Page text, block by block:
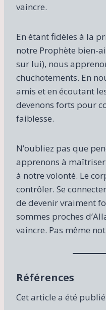
vaincre.
En étant fidèles à la
notre Prophète bien-
sur lui), nous
chuchotements. En
amis et en écoutant
devenons forts pour
faiblesse.
N’oubliez pas que
apprenons à
à notre volonté. Le
contrôler. Se
de devenir vraiment
sommes proches
vaincre. Pas même
Références
Cet article a été